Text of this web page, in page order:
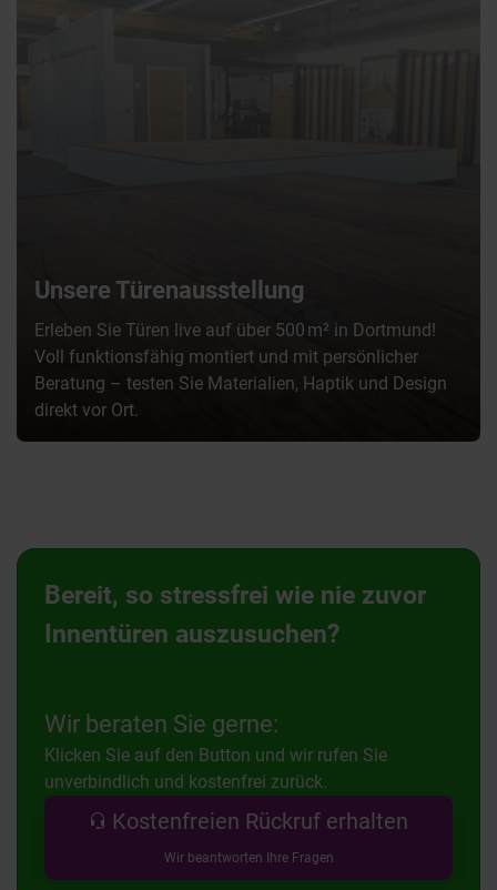
Unsere Türenausstellung
Erleben Sie Türen live auf über 500 m² in Dortmund!
Voll funktionsfähig montiert und mit persönlicher
Beratung – testen Sie Materialien, Haptik und Design
direkt vor Ort.
Bereit, so stressfrei wie nie zuvor
Innentüren auszusuchen?
Wir beraten Sie gerne:
Klicken Sie auf den Button und wir rufen Sie
unverbindlich und kostenfrei zurück.
Kostenfreien Rückruf erhalten
Wir beantworten Ihre Fragen